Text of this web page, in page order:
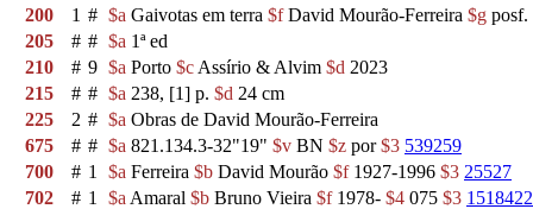
200
1 # $a Gaivotas em terra $fDavid Mourão-Ferreira $g posf.
205
# # $a 1ª ed
210
# 9 $a Porto $c Assírio & Alvim $d 2023
215
# # $a 238, [1] p. $d 24 cm
225
2 # $a Obras de David Mourão-Ferreira
675
# # $a 821.134.3-32"19" $v BN $z por$3 539259
700
# 1 $a Ferreira $b David Mourão $f1927-1996 $3 25527
702
# 1 $a Amaral $b Bruno Vieira $f1978- $4 075 $3 1518422